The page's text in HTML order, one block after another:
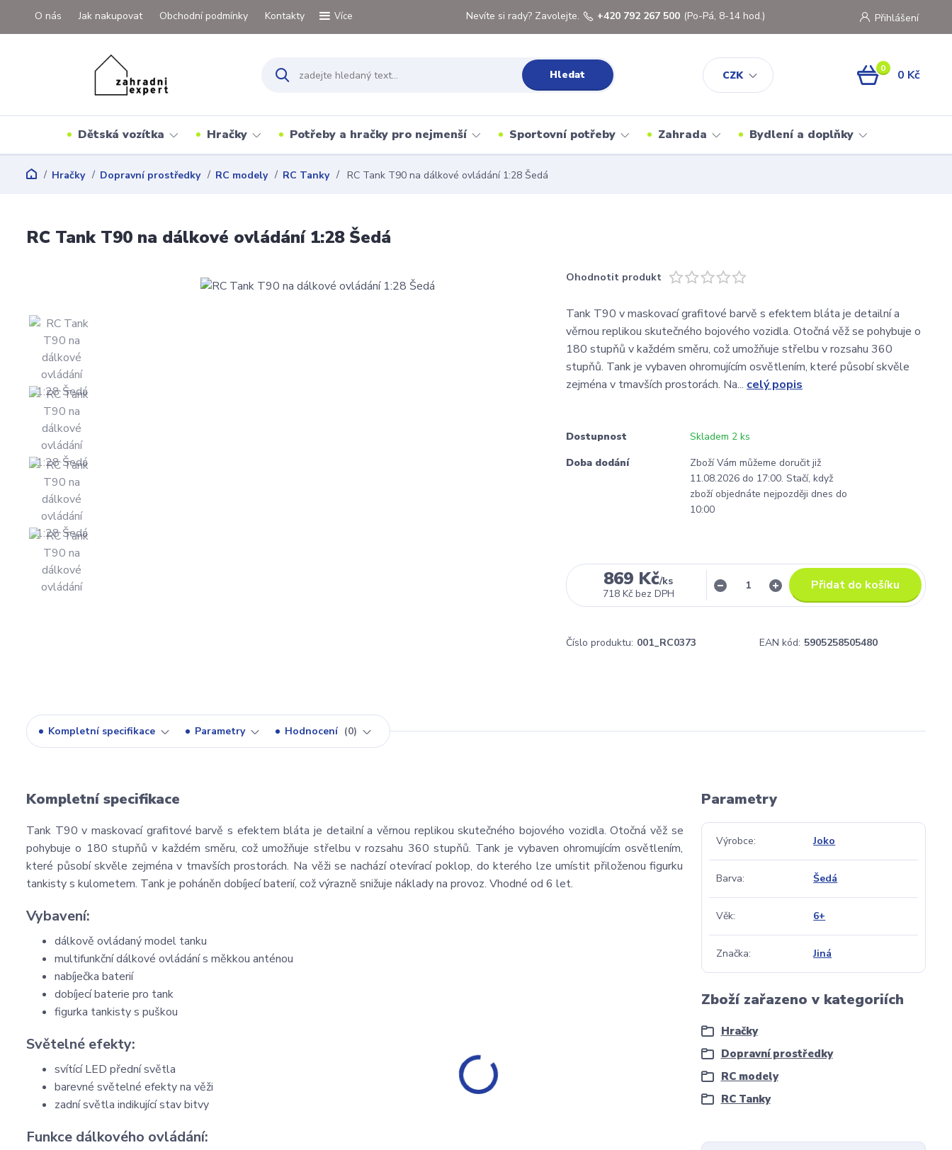
O nás Jak nakupovat Obchodní podmínky Kontakty Více
CZK
Přihlášení
Hledat
Nevíte si rady? Zavolejte. +420 792 267 500 (Po-Pá, 8-14 hod.)
0 0 Kč
Dětská vozítka Hračky Potřeby a hračky pro nejmenší Sportovní potřeby Zahrada Bydlení a doplňky
Hračky Dopravní prostředky RC modely RC Tanky RC Tank T90 na dálkové ovládání 1:28 Šedá
RC Tank T90 na dálkové ovládání 1:28 Šedá
Ohodnotit produkt
Tank T90 v maskovací grafitové barvě s efektem bláta je detailní a
věrnou replikou skutečného bojového vozidla. Otočná věž se pohybuje o
180 stupňů v každém směru, což umožňuje střelbu v rozsahu 360
stupňů. Tank je vybaven ohromujícím osvětlením, které působí skvěle
zejména v tmavších prostorách. Na... celý popis
Dostupnost
Skladem 2 ks
Doba dodání
Zboží Vám můžeme doručit již
11.08.2026 do 17:00. Stačí, když
zboží objednáte nejpozději dnes do
10:00
869 Kč/ks
718 Kč bez DPH
Přidat do košíku
Číslo produktu: 001_RC0373 EAN kód: 5905258505480
Kompletní specifikace Parametry Hodnocení 0
Kompletní specifikace
Tank T90 v maskovací grafitové barvě s efektem bláta je detailní a věrnou replikou skutečného bojového vozidla. Otočná věž se
pohybuje o 180 stupňů v každém směru, což umožňuje střelbu v rozsahu 360 stupňů. Tank je vybaven ohromujícím osvětlením,
které působí skvěle zejména v tmavších prostorách. Na věži se nachází otevírací poklop, do kterého lze umístit přiloženou figurku
tankisty s kulometem. Tank je poháněn dobíjecí baterií, což výrazně snižuje náklady na provoz. Vhodné od 6 let.
Vybavení:
dálkově ovládaný model tanku
multifunkční dálkové ovládání s měkkou anténou
nabíječka baterií
dobíjecí baterie pro tank
figurka tankisty s puškou
Světelné efekty:
svítící LED přední světla
barevné světelné efekty na věži
zadní světla indikující stav bitvy
Funkce dálkového ovládání:
Parametry
Výrobce Joko
Barva Šedá
Věk 6+
Značka Jiná
Zboží zařazeno v kategoriích
Hračky
Dopravní prostředky
RC modely
RC Tanky